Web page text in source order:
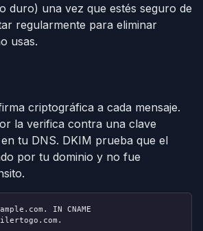
duro) una vez que estés seguro de
regularmente para eliminar
usas.
criptográfica a cada mensaje.
la verifica contra una clave
tu DNS. DKIM prueba que el
por tu dominio y no fue
IN CNAME